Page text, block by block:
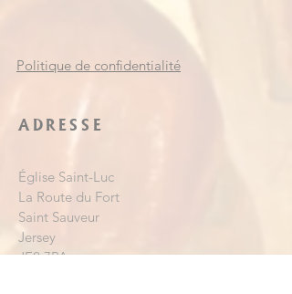
Politique de confidentialité
ADRESSE
Église Saint-Luc
La Route du Fort
Saint Sauveur
Jersey
JE2 7PA